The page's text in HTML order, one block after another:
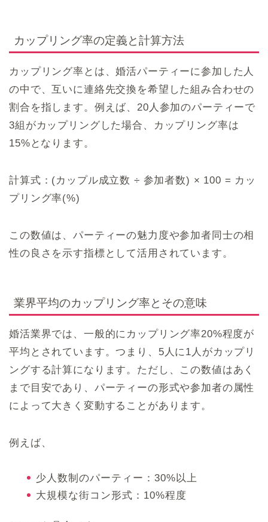
カップリング率の定義と計算方法
カップリング率とは、婚活パーティーに参加した人
の中で、互いに連絡先交換を希望した組み合わせの
割合を指します。例えば、20人参加のパーティーで
3組がカップリングした場合、カップリング率は
15%となります。
計算式：(カップル成立数 ÷ 参加者数) × 100 = カッ
プリング率(%)
この数値は、パーティーの魅力度や参加者同士の相
性の良さを示す指標として活用されています。
業界平均のカップリング率とその意味
婚活業界では、一般的にカップリング率20%程度が
平均とされています。つまり、5人に1人がカップリ
ングする計算になります。ただし、この数値はあく
まで目安であり、パーティーの形式や参加者の属性
によって大きく変動することがあります。
例えば、
少人数制のパーティー：30%以上
大規模な街コン形式：10%程度